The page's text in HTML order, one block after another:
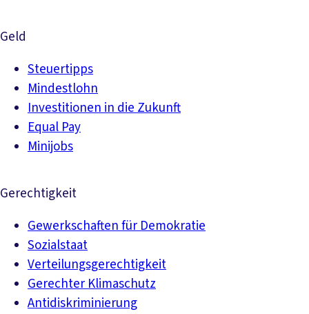
Geld
Steuertipps
Mindestlohn
Investitionen in die Zukunft
Equal Pay
Minijobs
Gerechtigkeit
Gewerkschaften für Demokratie
Sozialstaat
Verteilungsgerechtigkeit
Gerechter Klimaschutz
Antidiskriminierung